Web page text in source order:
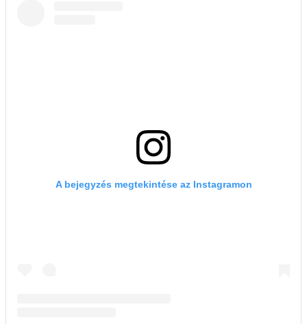
A bejegyzés megtekintése az Instagramon